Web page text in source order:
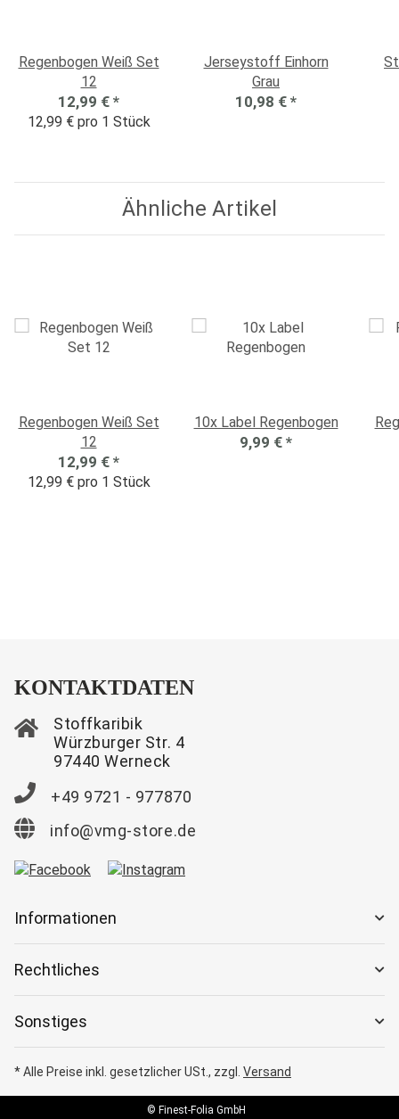
Regenbogen Weiß Set
12
12,99 € *
12,99 € pro 1 Stück
Jerseystoff Einhorn
Grau
10,98 € *
Ähnliche Artikel
Regenbogen Weiß Set
12
12,99 € *
12,99 € pro 1 Stück
10x Label Regenbogen
9,99 € *
KONTAKTDATEN
Stoffkaribik
Würzburger Str. 4
97440 Werneck
+49 9721 - 977870
info@vmg-store.de
Informationen
Rechtliches
Sonstiges
* Alle Preise inkl. gesetzlicher USt., zzgl. Versand
© Finest-Folia GmbH